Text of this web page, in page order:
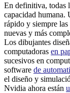
En definitiva, todas
capacidad humana.
rápido y siempre
nuevas y más
Los dibujantes
computadoras en
sucesivos en
software de
el diseño y
Nvidia ahora están